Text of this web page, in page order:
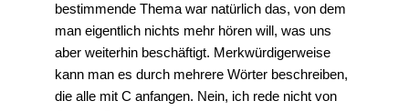
bestimmende Thema war natürlich das, von dem
man eigentlich nichts mehr hören will, was uns
aber weiterhin beschäftigt. Merkwürdigerweise
kann man es durch mehrere Wörter beschreiben,
die alle mit C anfangen. Nein, ich rede nicht von